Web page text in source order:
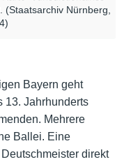
(Staatsarchiv Nürnberg,
Bayern geht
13. Jahrhunderts
Mehrere
Ballei. Eine
direkt